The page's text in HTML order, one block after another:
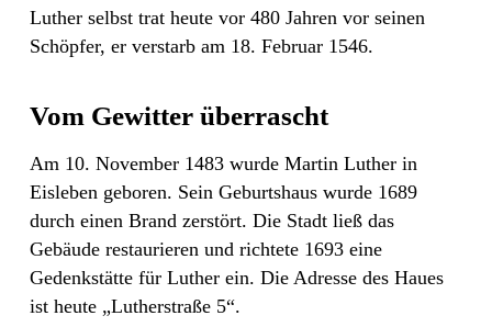
Luther selbst trat heute vor 480 Jahren vor seinen
Schöpfer, er verstarb am 18. Februar 1546.
Vom Gewitter überrascht
Am 10. November 1483 wurde Martin Luther in
Eisleben geboren. Sein Geburtshaus wurde 1689
durch einen Brand zerstört. Die Stadt ließ das
Gebäude restaurieren und richtete 1693 eine
Gedenkstätte für Luther ein. Die Adresse des Haues
ist heute „Lutherstraße 5“.